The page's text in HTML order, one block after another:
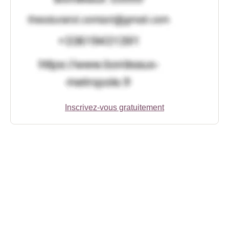
Inscrivez-vous gratuitement